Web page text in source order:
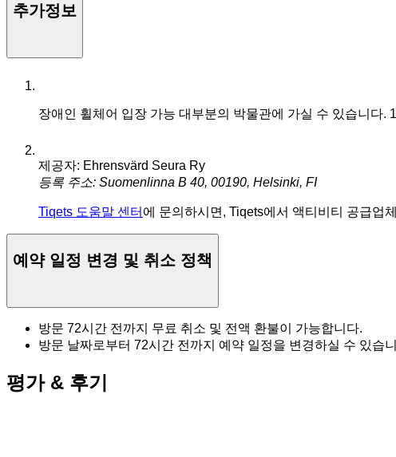
추가정보
장애인 휠체어 입장 가능 대부분의 박물관에 가실 수 있습니다.
제공자: Ehrensvärd Seura Ry
등록 주소: Suomenlinna B 40, 00190, Helsinki, FI
Tiqets 도움말 센터 에 문의하시면, Tiqets에서 액티비티 공급업
예약 일정 변경 및 취소 정책
방문 72시간 전까지 무료 취소 및 전액 환불이 가능합니다.
방문 날짜로부터 72시간 전까지 예약 일정을 변경하실 수 있습
평가 & 후기